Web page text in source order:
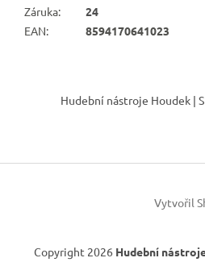
Záruka:
24
EAN: 8594170641023
í
Hudební nástroje Houdek |
Vytvořil
Copyright 2026 Hudební